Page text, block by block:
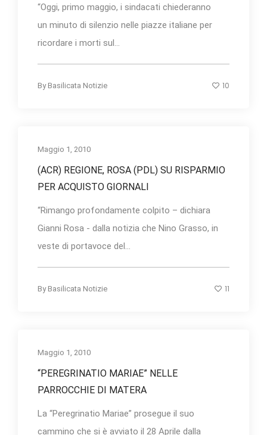
“Oggi, primo maggio, i sindacati chiederanno
un minuto di silenzio nelle piazze italiane per
ricordare i morti sul...
By Basilicata Notizie 10
Maggio 1, 2010
(ACR) REGIONE, ROSA (PDL) SU RISPARMIO
PER ACQUISTO GIORNALI
“Rimango profondamente colpito – dichiara
Gianni Rosa - dalla notizia che Nino Grasso, in
veste di portavoce del...
By Basilicata Notizie 11
Maggio 1, 2010
“PEREGRINATIO MARIAE” NELLE
PARROCCHIE DI MATERA
La “Peregrinatio Mariae” prosegue il suo
cammino che si è avviato il 28 Aprile dalla